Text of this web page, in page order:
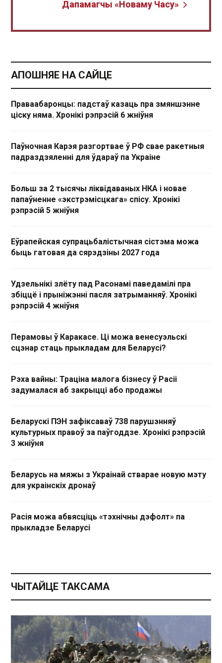
Дапамагчы «Новаму Часу»
АПОШНЯЕ НА САЙЦЕ
Праваабаронцы: падстаў казаць пра змяншэнне
ціску няма. Хронікі рэпрэсій 6 жніўня
Паўночная Карэя разгортвае ў РФ свае ракетныя
падраздзяленні для ўдараў па Украіне
Больш за 2 тысячы ліквідаваных НКА і новае
папаўненне «экстрэмісцкага» спісу. Хронікі
рэпрэсій 5 жніўня
Еўрапейская супрацьбалістычная сістэма можа
быць гатовая да сярэдзіны 2027 года
Удзельнікі злёту пад Расонамі паведамілі пра
збіццё і прыніжэнні пасля затрыманняў. Хронікі
рэпрэсій 4 жніўня
Перамовы ў Каракасе. Ці можа венесуэльскі
сцэнар стаць прыкладам для Беларусі?
Рэха вайны: Траціна малога бізнесу ў Расіі
задумалася аб закрыцці або продажы
Беларускі ПЭН зафіксаваў 738 парушэнняў
культурных правоў за паўгоддзе. Хронікі рэпрэсій
3 жніўня
Беларусь на мяжы з Украінай стварае новую мэту
для украінскіх дронаў
Расія можа абвясціць «тэхнічны дэфолт» па
прыкладзе Беларусі
ЧЫТАЙЦЕ ТАКСАМА